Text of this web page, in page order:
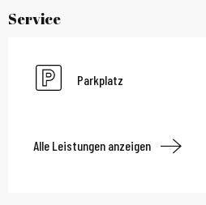
Service
Parkplatz
Alle Leistungen anzeigen